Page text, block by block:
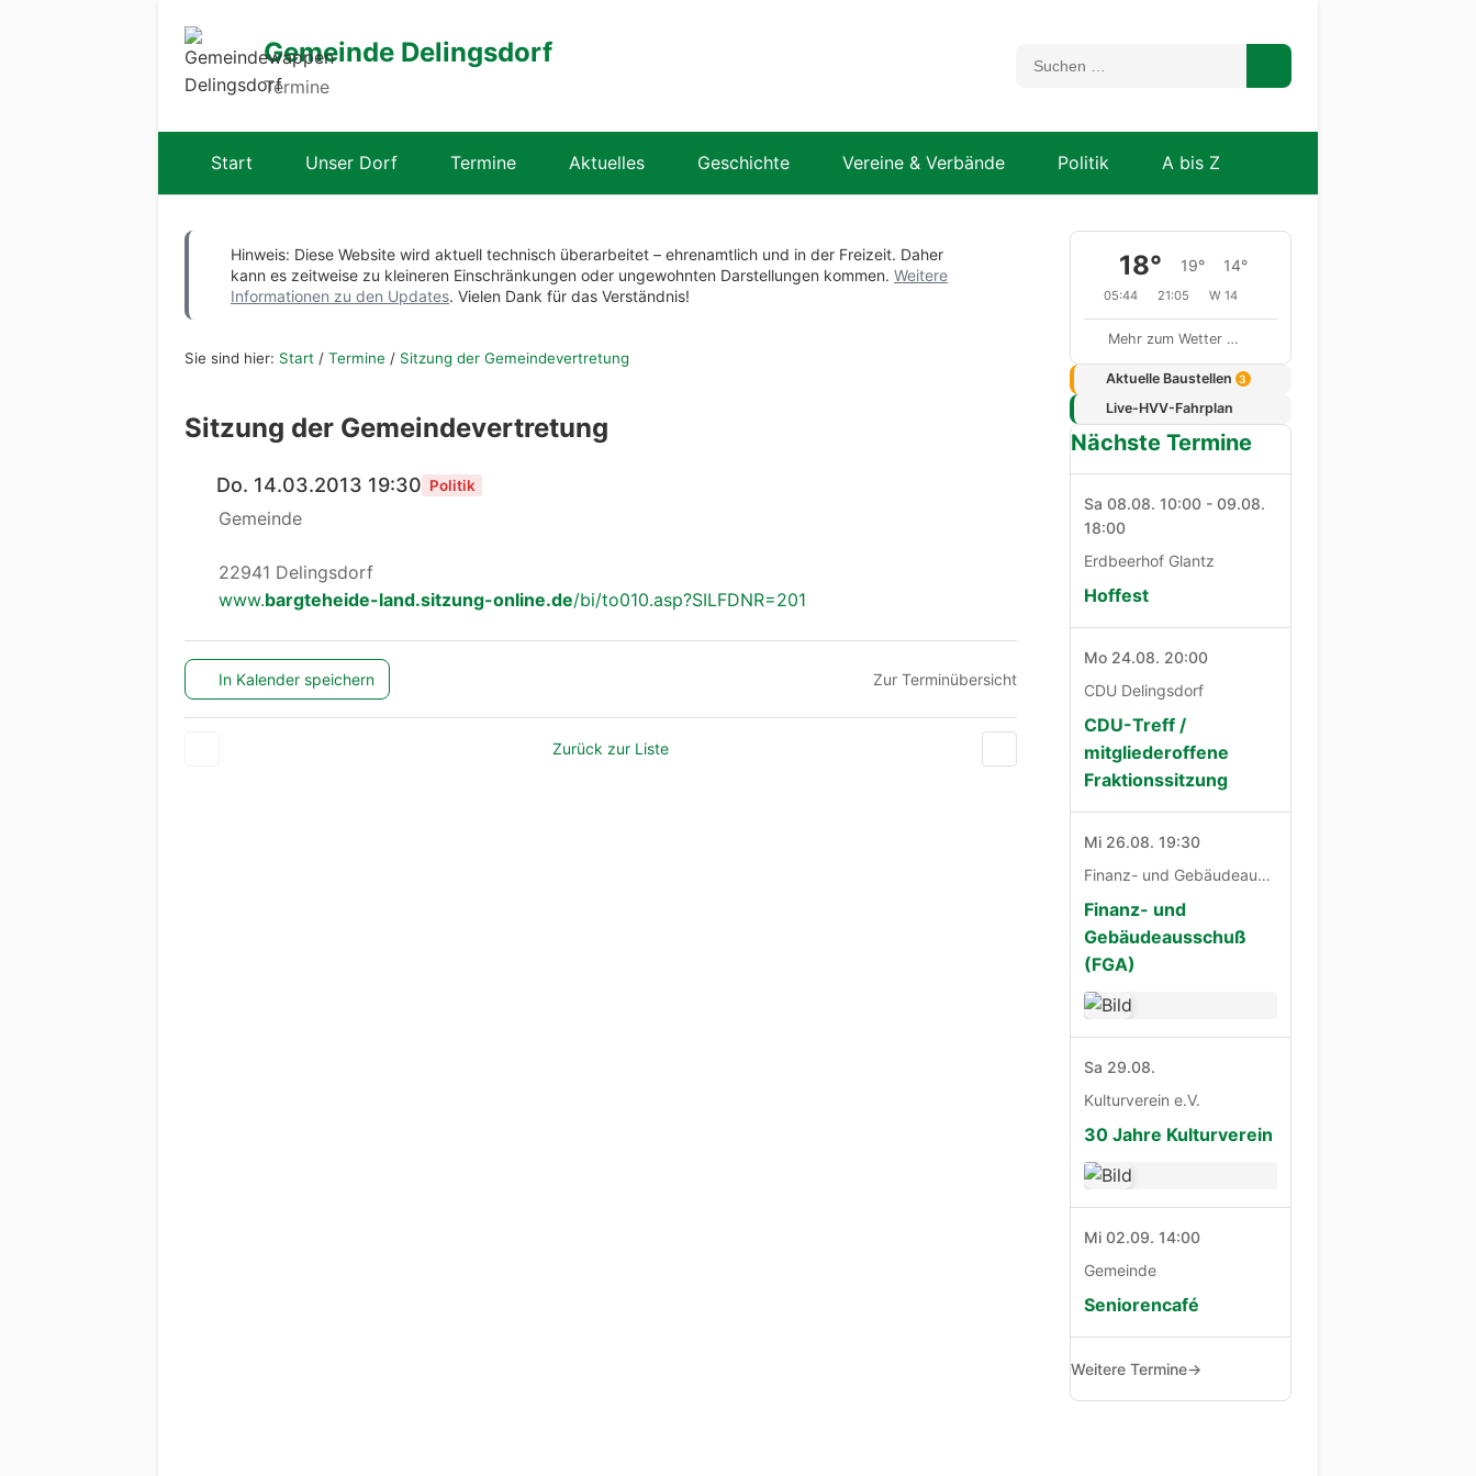
Gemeinde Delingsdorf
Termine
Start Unser Dorf Termine Aktuelles Geschichte Vereine & Verbände Politik A bis Z
Hinweis: Diese Website wird aktuell technisch überarbeitet – ehrenamtlich und in der Freizeit. Daher
kann es zeitweise zu kleineren Einschränkungen oder ungewohnten Darstellungen kommen. Weitere
Informationen zu den Updates. Vielen Dank für das Verständnis!
Sie sind hier: Start / Termine / Sitzung der Gemeindevertretung
Sitzung der Gemeindevertretung
Do. 14.03.2013 19:30 Politik
Gemeinde
22941 Delingsdorf
www.bargteheide-land.sitzung-online.de/bi/to010.asp?SILFDNR=201
In Kalender speichern Zur Terminübersicht
Zurück zur Liste
18° 19° 14°
05:44 21:05 W 14
Mehr zum Wetter …
Aktuelle Baustellen 3
Live-HVV-Fahrplan
Nächste Termine
Sa 08.08. 10:00 - 09.08.
18:00
Erdbeerhof Glantz
Hoffest
Mo 24.08. 20:00
CDU Delingsdorf
CDU-Treff /
mitgliederoffene
Fraktionssitzung
Mi 26.08. 19:30
Finanz- und Gebäudeausschuß
Finanz- und
Gebäudeausschuß
(FGA)
Sa 29.08.
Kulturverein e.V.
30 Jahre Kulturverein
Mi 02.09. 14:00
Gemeinde
Seniorencafé
Weitere Termine→